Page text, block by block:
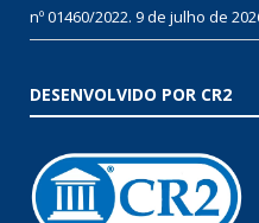
nº 01460/2022. 9 de julho de
DESENVOLVIDO POR CR2